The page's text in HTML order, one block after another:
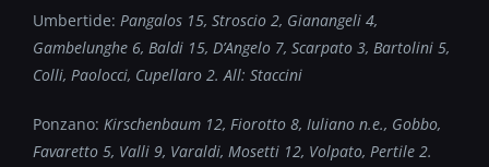
Umbertide: Pangalos 15, Stroscio 2, Gianangeli 4,
Gambelunghe 6, Baldi 15, D’Angelo 7, Scarpato 3, Bartolini 5,
Colli, Paolocci, Cupellaro 2. All: Staccini
Ponzano: Kirschenbaum 12, Fiorotto 8, Iuliano n.e., Gobbo,
Favaretto 5, Valli 9, Varaldi, Mosetti 12, Volpato, Pertile 2.